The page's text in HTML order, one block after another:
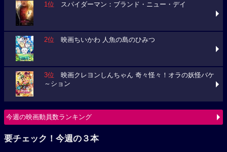
1位 スパイダーマン：ブランド・ニュー・デイ
2位 映画ちいかわ 人魚の島のひみつ
3位 映画クレヨンしんちゃん 奇々怪々！オラの妖怪バケ
～ション
今週の映画動員数ランキング
要チェック！今週の３本